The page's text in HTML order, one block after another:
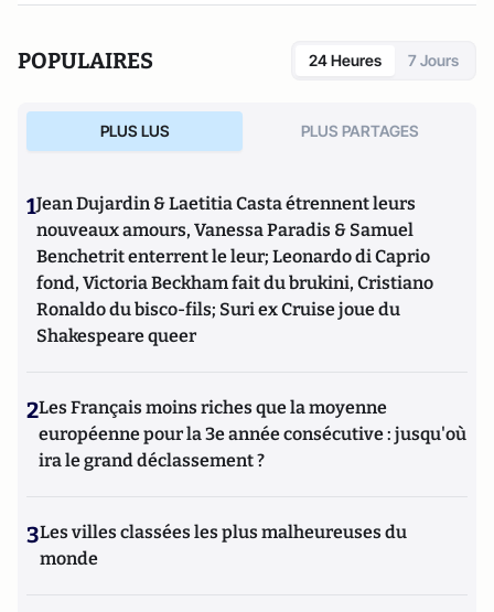
POPULAIRES 24 Heures 7 Jours
PLUS LUS PLUS PARTAGES
1Jean Dujardin & Laetitia Casta étrennent leurs
nouveaux amours, Vanessa Paradis & Samuel
Benchetrit enterrent le leur; Leonardo di Caprio
fond, Victoria Beckham fait du brukini, Cristiano
Ronaldo du bisco-fils; Suri ex Cruise joue du
Shakespeare queer
2Les Français moins riches que la moyenne
européenne pour la 3e année consécutive : jusqu'où
ira le grand déclassement ?
3Les villes classées les plus malheureuses du
monde